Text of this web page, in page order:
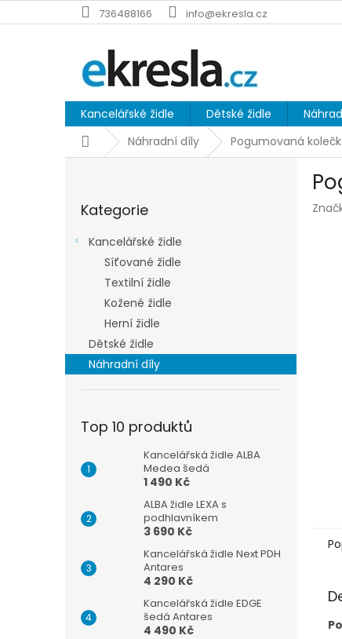
na
736488166 info@ekresla.cz
Kancelářské židle Dětské židle
DomůNáhradní díly Pogumovaná
n
e
kategorie
Kategorie
Kancelářské židle
Síťované židle
Textilní židle
Kožené židle
Herní židle
Dětské židle
Náhradní díly
Top 10 produktů
Kancelářská židle ALBA
Medea šedá
1 490 Kč
ALBA židle LEXA s
podhlavníkem
3 690 Kč
Kancelářská židle Next PDH
Antares
4 290 Kč
Kancelářská židle EDGE
šedá Antares
4 490 Kč